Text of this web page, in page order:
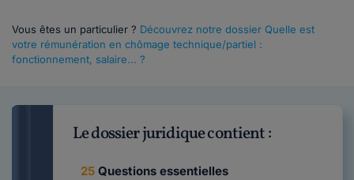
Le dossier juridique contient :
25 Questions essentielles
Vous êtes un particulier ? Découvrez notre dossier Quelle est
votre rémunération en chômage technique/partiel :
fonctionnement, salaire... ?